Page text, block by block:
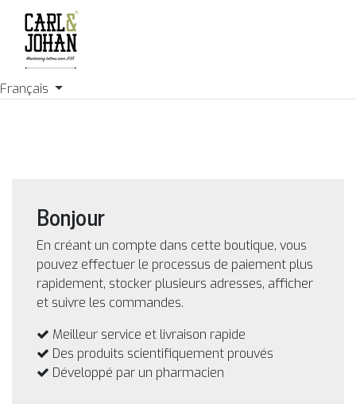
Français
Bonjour
En créant un compte dans cette boutique, vous
pouvez effectuer le processus de paiement plus
rapidement, stocker plusieurs adresses, afficher
et suivre les commandes.
Meilleur service et livraison rapide
Des produits scientifiquement prouvés
Développé par un pharmacien